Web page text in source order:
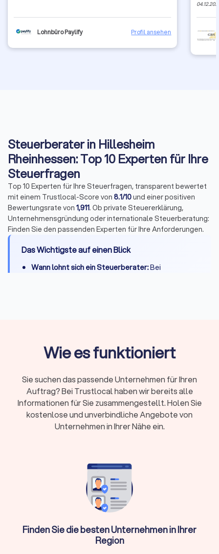
Lohnbüro Paylify Profil ansehen
Steuerberater in Hillesheim
Rheinhessen: Top 10 Experten für Ihre
Steuerfragen
Top 10 Experten für Ihre Steuerfragen, transparent bewertet
mit einem Trustlocal-Score von 8.1/10und einer positiven
Bewertungsrate von 1,911. Ob private Steuererklärung,
Unternehmensgründung oder internationale Steuerberatung:
Finden Sie den passenden Experten für Ihre Anforderungen.
Das Wichtigste auf einen Blick
Wann lohnt sich ein Steuerberater:Bei
Qualifikation:
Bestellung durch
Steuerberaterkammer ist Pflicht, Fachberater-
Online oder vor Ort:Beide Modelle haben
Vorteile – persönlicher Kontakt oder flexible
digitale Zusammenarbeit
Erstgespräch:Viele Kanzleien bieten 15-20
Wann brauche ich überhaupt einen
Nicht in jeder Situation ist ein Steuerberater zwingend
erforderlich. Für einfache Arbeitnehmer-Steuererklärungen
ohne Zusatzeinkünfte reicht oft die Software ELSTER oder
ein Lohnsteuerhilfeverein. Ein Steuerberater lohnt sich
Wie es funktioniert
Sie suchen das passende Unternehmen für Ihren
Auftrag? Bei Trustlocal haben wir bereits alle
Informationen für Sie zusammengestellt. Holen Sie
kostenlose und unverbindliche Angebote von
Unternehmen in Ihrer Nähe ein.
Finden Sie die besten Unternehmen in Ihrer
Region